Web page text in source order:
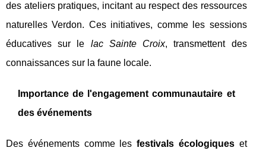
des ateliers pratiques, incitant au respect des ressources
naturelles Verdon. Ces initiatives, comme les sessions
éducatives sur le lac Sainte Croix, transmettent des
connaissances sur la faune locale.
Importance de l'engagement communautaire et
des événements
Des événements comme lesfestivals écologiqueset